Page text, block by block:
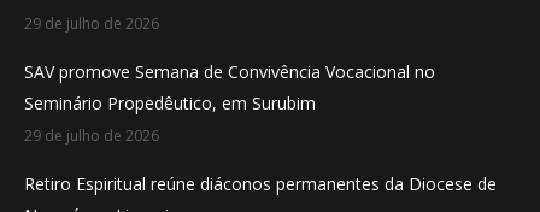
29 de julho de 2026
SAV promove Semana de Convivência Vocacional no
Seminário Propedêutico, em Surubim
29 de julho de 2026
Retiro Espiritual reúne diáconos permanentes da Diocese de